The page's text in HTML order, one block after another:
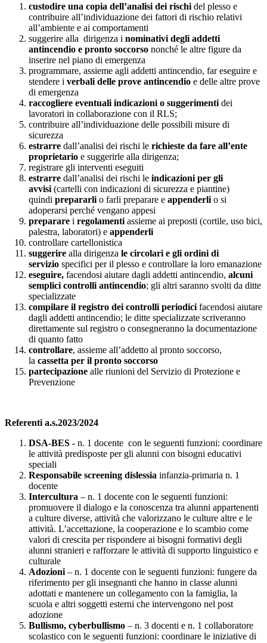
custodire una copia dell’analisi dei rischi del plesso e
contribuire all’individuazione dei fattori di rischio relativi
all’ambiente e ai comportamenti
suggerire alla dirigenza i nominativi degli addetti
antincendio e pronto soccorso nonché le altre figure da
inserire nel piano di emergenza
programmare, assieme agli addetti antincendio, far eseguire e
stendere i verbali delle prove antincendio e delle altre prove
di emergenza
raccogliere eventuali indicazioni o suggerimenti dei
lavoratori in collaborazione con il RLS;
contribuire all’individuazione delle possibili misure di
sicurezza
estrarre dall’analisi dei rischi le richieste da fare all’ente
proprietario e suggerirle alla dirigenza;
registrare gli interventi eseguiti
estrarre dall’analisi dei rischi le indicazioni per gli
avvisi (cartelli con indicazioni di sicurezza e piantine)
quindi prepararli o farli preparare e appenderli o si
adoperarsi perché vengano appesi
preparare i regolamenti assieme ai preposti (cortile, uso bici,
palestra, laboratori) e appenderli
controllare cartellonistica
suggerire alla dirigenza le circolari e gli ordini di
servizio specifici per il plesso e controllare la loro emanazione
eseguire, facendosi aiutare dagli addetti antincendio, alcuni
semplici controlli antincendio; gli altri saranno svolti da ditte
specializzate
compilare il registro dei controlli periodici facendosi aiutare
dagli addetti antincendio; le ditte specializzate scriveranno
direttamente sul registro o consegneranno la documentazione
di quanto fatto
controllare, assieme all’addetto al pronto soccorso,
la cassetta per il pronto soccorso
partecipazione alle riunioni del Servizio di Protezione e
Prevenzione
Referenti a.s.2023/2024
DSA-BES - n. 1 docente con le seguenti funzioni: coordinare
le attività predisposte per gli alunni con bisogni educativi
speciali
Responsabile screening dislessia infanzia-primaria n. 1
docente
Intercultura – n. 1 docente con le seguenti funzioni:
promuovere il dialogo e la conoscenza tra alunni appartenenti
a culture diverse, attività che valorizzano le culture altre e le
attività. L’accettazione, la cooperazione e lo scambio come
valori di crescita per rispondere ai bisogni formativi degli
alunni stranieri e rafforzare le attività di supporto linguistico e
culturale
Adozioni – n. 1 docente con le seguenti funzioni: fungere da
riferimento per gli insegnanti che hanno in classe alunni
adottati e mantenere un collegamento con la famiglia, la
scuola e altri soggetti esterni che intervengono nel post
adozione
Bullismo, cyberbullismo – n. 3 docenti e n. 1 collaboratore
scolastico con le seguenti funzioni: coordinare le iniziative di